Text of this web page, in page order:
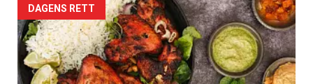
Artikler
detail
-
DAGENS RETT